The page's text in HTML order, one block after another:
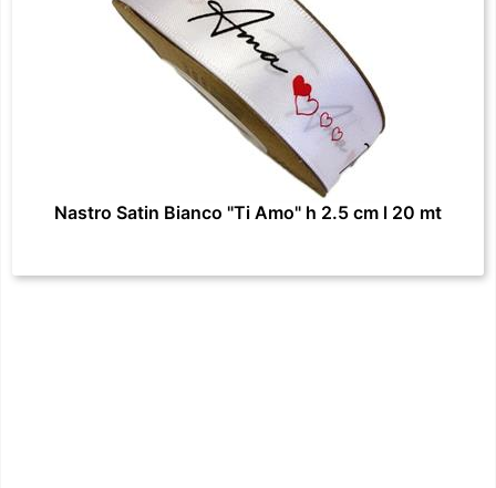
Nastro Satin Bianco "Ti Amo" h 2.5 cm l 20 mt